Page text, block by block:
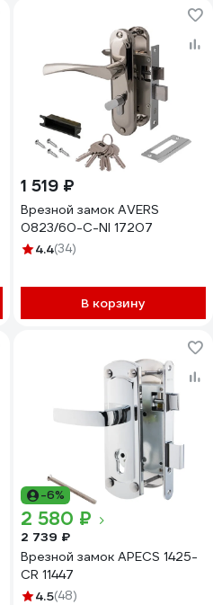
1 519 ₽
Врезной замок AVERS
0823/60-C-NI 17207
4.4(34)
В корзину
-6%
2 580 ₽
2 739 ₽
Врезной замок APECS 1425-
CR 11447
4.5(48)